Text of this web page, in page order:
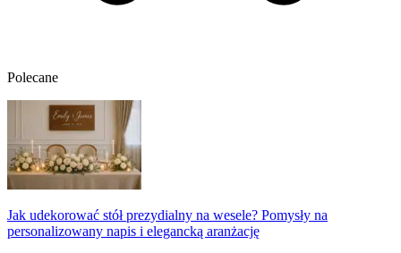
Polecane
Jak udekorować stół prezydialny na wesele? Pomysły na
personalizowany napis i elegancką aranżację